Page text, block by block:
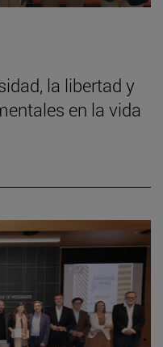
la libertad y
en la vida